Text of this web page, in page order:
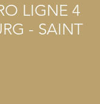
LIGNE 4
- SAINT